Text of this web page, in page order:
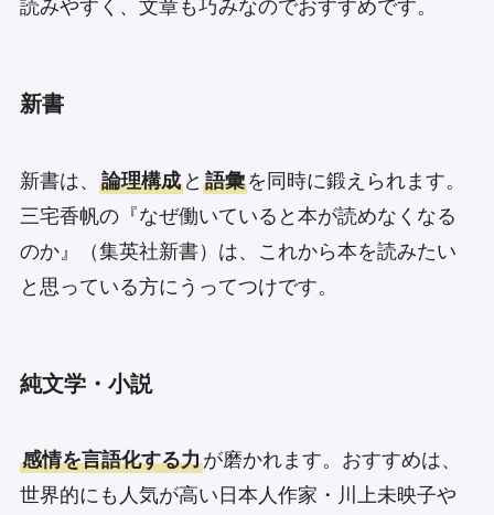
読みやすく、文章も巧みなのでおすすめです。
新書
新書は、 論理構成と 語彙を同時に鍛えられます。
三宅香帆の『なぜ働いていると本が読めなくなる
のか』（集英社新書）は、これから本を読みたい
と思っている方にうってつけです。
純文学・小説
感情を言語化する力が磨かれます。おすすめは、
世界的にも人気が高い日本人作家・川上未映子や